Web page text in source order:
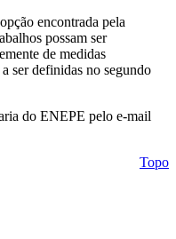
encontrada pela
possam ser
de medidas
ser definidas no segundo
do ENEPE pelo e-mail
Topo